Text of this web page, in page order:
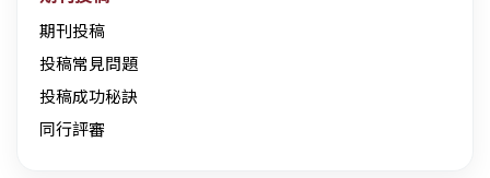
期刊投稿
投稿常見問題
投稿成功秘訣
同行評審